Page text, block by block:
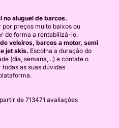
no aluguel de barcos.
preços muito baixos ou
de forma a rentabilizá-lo.
de veleiros, barcos a motor, semi
jet skis. Escolha a duração do
(dia, semana,...) e contate o
as suas dúvidas
de 713471 avaliações